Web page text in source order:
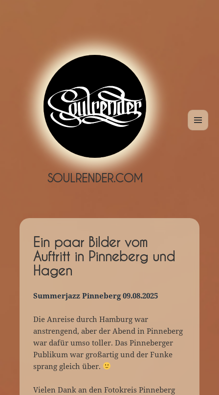
SOULRENDER.COM
Ein paar Bilder vom
Auftritt in Pinneberg und
Hagen
Summerjazz Pinneberg 09.08.2025
Die Anreise durch Hamburg war
anstrengend, aber der Abend in Pinneberg
war dafür umso toller. Das Pinneberger
Publikum war großartig und der Funke
sprang gleich über.
Vielen Dank an den Fotokreis Pinneberg